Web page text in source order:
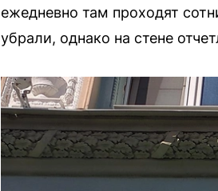
ежедневно там проходят
убрали, однако на стене